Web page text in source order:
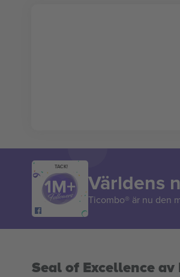
TACK!
Världens
Ticombo® är nu den
Seal of Excellence